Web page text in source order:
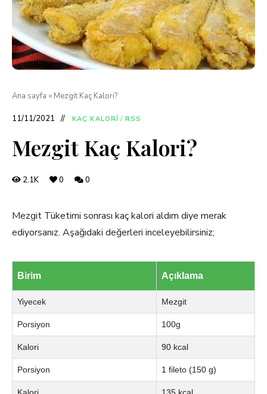
Ana sayfa » Mezgit Kaç Kalori?
11/11/2021 KAÇ KALORI / RSS
Mezgit Kaç Kalori?
2.1K 0 0
Mezgit Tüketimi sonrası kaç kalori aldım diye merak
ediyorsanız. Aşağıdaki değerleri inceleyebilirsiniz;
Birim Açıklama
Yiyecek Mezgit
Porsiyon 100g
Kalori 90 kcal
Porsiyon 1 fileto (150 g)